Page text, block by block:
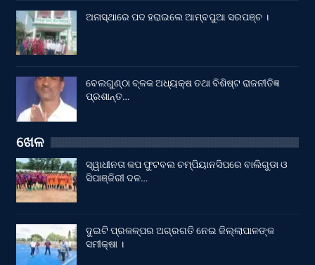
ଅନାସ୍ଥାରେ ପଦ ହରାଇଲେ ଆମ୍ବପୁଆ ସରପଞ୍ଚ ।
ବେଲଗୁଣ୍ଠା ବ୍ଳକ ଅଧ୍ୟକ୍ଷ ତଥା ବିଶିଷ୍ଟ ରାଜନୀତିଜ୍ଞ
ପ୍ରଶାନ୍ତ…
ଖେଳ
ସ୍ୱାଧୀନତା କପ ଫୁଟବଲ ଚମ୍ପିୟାନସିପରେ ବାଲିଗୁଡା ଓ
ସିପାଞ୍ଜିରୀ ଦଳ…
ଦୁଇଟି ପ୍ରକଳ୍ପର ଅଗ୍ରଗତି ନେଇ ଜିଲ୍ଲାପାଳଙ୍କ
ସମୀକ୍ଷା ।